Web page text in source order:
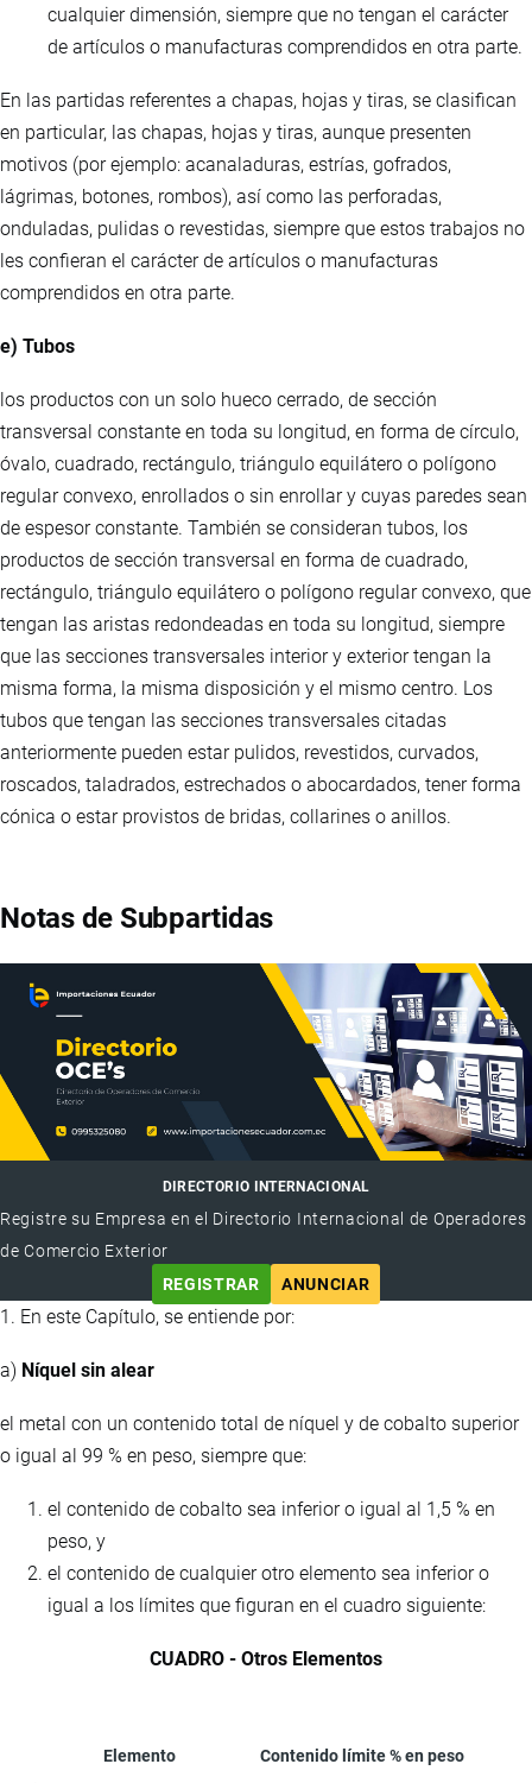
cualquier dimensión, siempre que no tengan el carácter
de artículos o manufacturas comprendidos en otra parte.
En las partidas referentes a chapas, hojas y tiras, se clasifican
en particular, las chapas, hojas y tiras, aunque presenten
motivos (por ejemplo: acanaladuras, estrías, gofrados,
lágrimas, botones, rombos), así como las perforadas,
onduladas, pulidas o revestidas, siempre que estos trabajos no
les confieran el carácter de artículos o manufacturas
comprendidos en otra parte.
e) Tubos
los productos con un solo hueco cerrado, de sección
transversal constante en toda su longitud, en forma de círculo,
óvalo, cuadrado, rectángulo, triángulo equilátero o polígono
regular convexo, enrollados o sin enrollar y cuyas paredes sean
de espesor constante. También se consideran tubos, los
productos de sección transversal en forma de cuadrado,
rectángulo, triángulo equilátero o polígono regular convexo, que
tengan las aristas redondeadas en toda su longitud, siempre
que las secciones transversales interior y exterior tengan la
misma forma, la misma disposición y el mismo centro. Los
tubos que tengan las secciones transversales citadas
anteriormente pueden estar pulidos, revestidos, curvados,
roscados, taladrados, estrechados o abocardados, tener forma
cónica o estar provistos de bridas, collarines o anillos.
Notas de Subpartidas
DIRECTORIO INTERNACIONAL
Registre su Empresa en el Directorio Internacional de Operadores
de Comercio Exterior
REGISTRAR
ANUNCIAR
1. En este Capítulo, se entiende por:
a) Níquel sin alear
el metal con un contenido total de níquel y de cobalto superior
o igual al 99 % en peso, siempre que:
el contenido de cobalto sea inferior o igual al 1,5 % en
peso, y
el contenido de cualquier otro elemento sea inferior o
igual a los límites que figuran en el cuadro siguiente:
CUADRO - Otros Elementos
Elemento
Contenido límite % en peso